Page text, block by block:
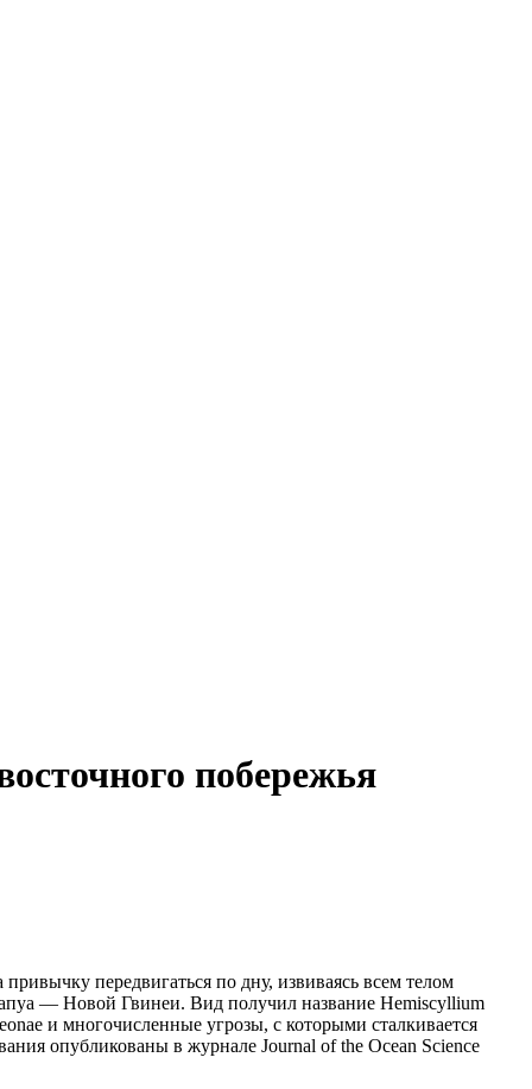
побережья
передвигаться по дну, извиваясь всем телом
— Новой Гвинеи. Вид получил название Hemiscyllium
и многочисленные угрозы, с которыми сталкивается
опубликованы в журнале Journal of the Ocean Science